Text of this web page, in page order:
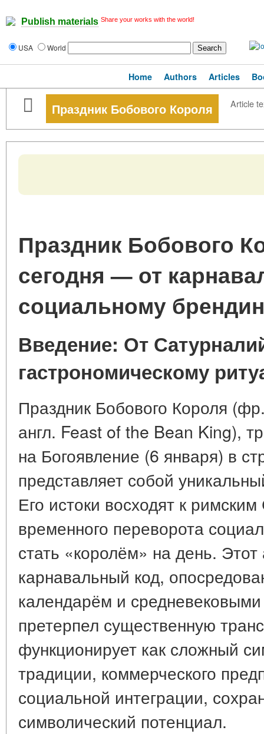
Publish materials Share your works with the world!
USA World
Home Authors Articles
Праздник Бобового Короля Article
Праздник Бобового
сегодня — от
социальному
Введение: От
гастрономическому
Праздник Бобового Короля
англ. Feast of the Bean King),
на Богоявление (6 января) в
представляет собой
Его истоки восходят к
временного переворота
стать «королём» на день.
карнавальный код,
календарём и
претерпел существенную
функционирует как сложный
традиции, коммерческого
социальной интеграции,
символический потенциал.